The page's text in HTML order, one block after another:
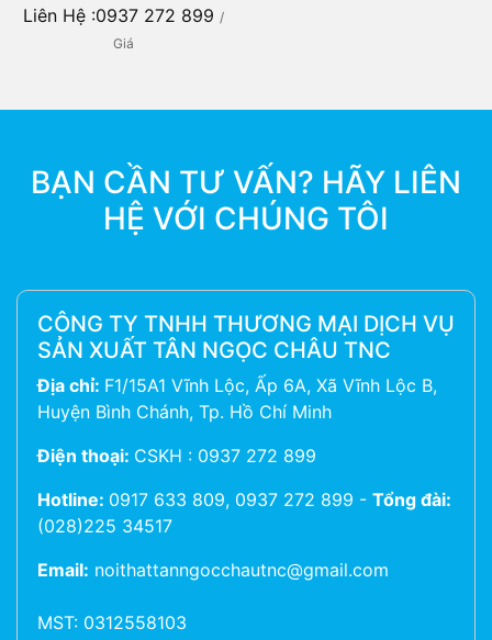
Liên Hệ :0937 272 899 /
Giá
BẠN CẦN TƯ VẤN? HÃY LIÊN
HỆ VỚI CHÚNG TÔI
CÔNG TY TNHH THƯƠNG MẠI DỊCH VỤ
SẢN XUẤT TÂN NGỌC CHÂU TNC
Địa chỉ: F1/15A1 Vĩnh Lộc, Ấp 6A, Xã Vĩnh Lộc B,
Huyện Bình Chánh, Tp. Hồ Chí Minh
Điện thoại: CSKH : 0937 272 899
Hotline: 0917 633 809, 0937 272 899 - Tổng đài:
(028)225 34517
Email: noithattanngocchautnc@gmail.com
MST: 0312558103